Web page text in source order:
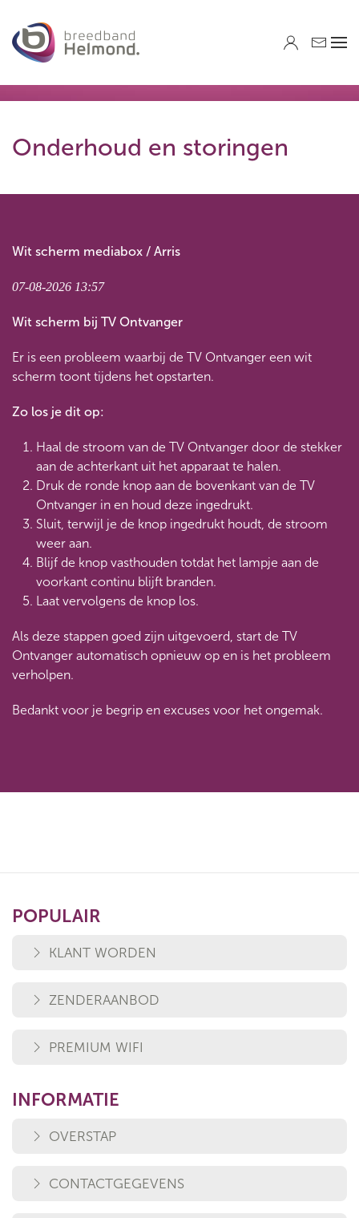
Skip to main content
Onderhoud en storingen
Wit scherm mediabox / Arris
07-08-2026 13:57
Wit scherm bij TV Ontvanger
Er is een probleem waarbij de TV Ontvanger een wit
scherm toont tijdens het opstarten.
Zo los je dit op:
Haal de stroom van de TV Ontvanger door de stekker
aan de achterkant uit het apparaat te halen.
Druk de ronde knop aan de bovenkant van de TV
Ontvanger in en houd deze ingedrukt.
Sluit, terwijl je de knop ingedrukt houdt, de stroom
weer aan.
Blijf de knop vasthouden totdat het lampje aan de
voorkant continu blijft branden.
Laat vervolgens de knop los.
Als deze stappen goed zijn uitgevoerd, start de TV
Ontvanger automatisch opnieuw op en is het probleem
verholpen.
Bedankt voor je begrip en excuses voor het ongemak.
POPULAIR
KLANT WORDEN
ZENDERAANBOD
PREMIUM WIFI
INFORMATIE
OVERSTAP
CONTACTGEGEVENS